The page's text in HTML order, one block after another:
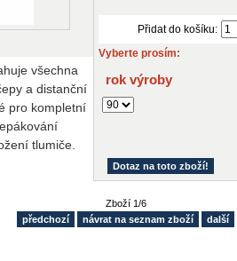
Přidat do košíku:
Vyberte prosím:
rok výroby
Dotaz na toto zboží!
všechna
a distanční
pro kompletní
tlumiče.
Zboží 1/6
předchozí
návrat na seznam zboží další